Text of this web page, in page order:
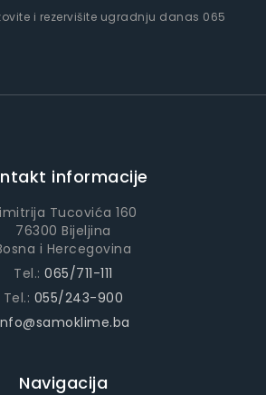
i rezervišite ugradnju danas 065
informacije
Tucovića 160
76300 Bijeljina
i Hercegovina
Tel.:065/711-111
Tel.: 055/243-900
Navigacija